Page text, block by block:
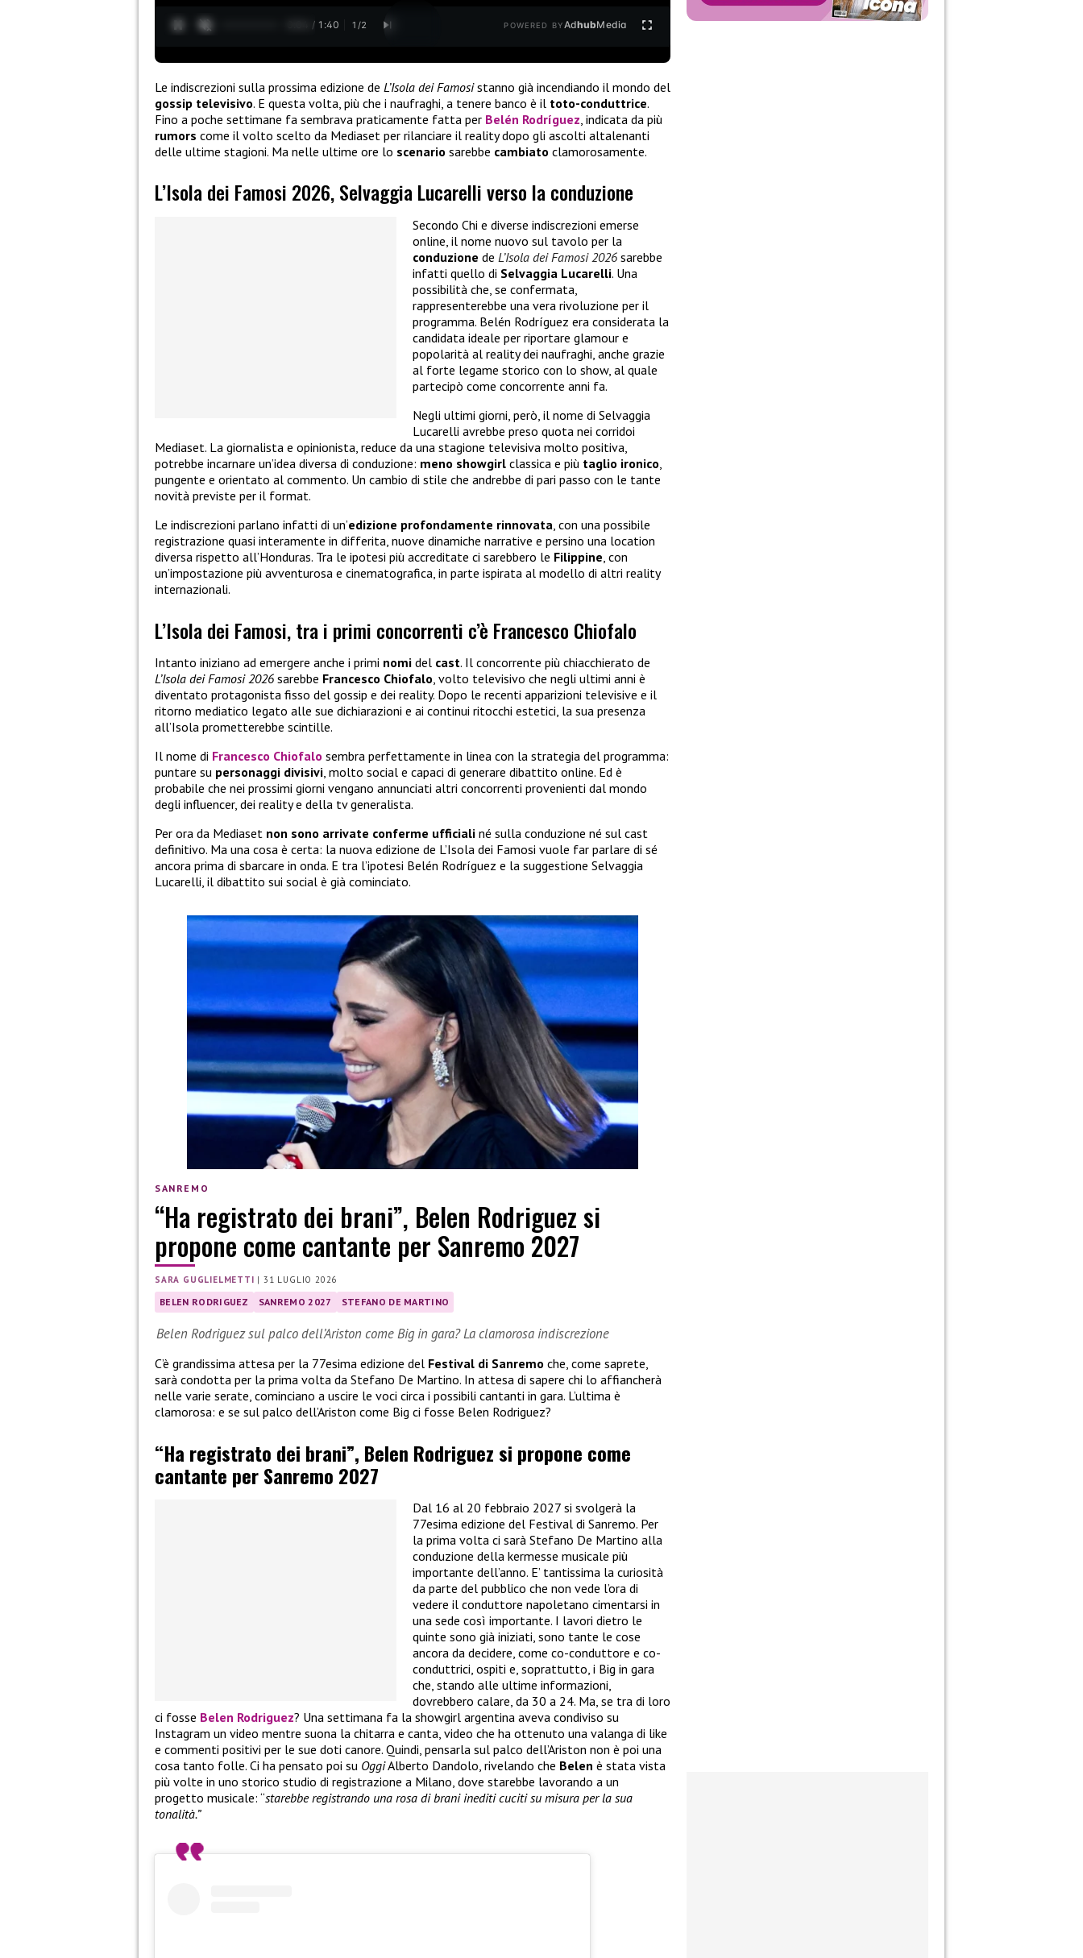
0:05 / 1:40 1 /2 POWERED BYAdhubMedia
Le indiscrezioni sulla prossima edizione de L’Isola dei Famosistanno già incendiando il mondo del
gossip televisivo. E questa volta, più che i naufraghi, a tenere banco è il toto-conduttrice.
Fino a poche settimane fa sembrava praticamente fatta per Belén Rodríguez , indicata da più
rumors come il volto scelto da Mediaset per rilanciare il reality dopo gli ascolti altalenanti
delle ultime stagioni. Ma nelle ultime ore lo scenario sarebbe cambiato clamorosamente.
L’Isola dei Famosi 2026, Selvaggia Lucarelli verso la conduzione
Secondo Chi e diverse indiscrezioni emerse
online, il nome nuovo sul tavolo per la
conduzione de L’Isola dei Famosi 2026 sarebbe
infatti quello di Selvaggia Lucarelli. Una
possibilità che, se confermata,
rappresenterebbe una vera rivoluzione per il
programma. Belén Rodríguez era considerata la
candidata ideale per riportare glamour e
popolarità al reality dei naufraghi, anche grazie
al forte legame storico con lo show, al quale
partecipò come concorrente anni fa.
Negli ultimi giorni, però, il nome di Selvaggia
Lucarelli avrebbe preso quota nei corridoi
Mediaset. La giornalista e opinionista, reduce da una stagione televisiva molto positiva,
potrebbe incarnare un’idea diversa di conduzione: meno showgirl classica e più taglio ironico,
pungente e orientato al commento. Un cambio di stile che andrebbe di pari passo con le tante
novità previste per il format.
Le indiscrezioni parlano infatti di un’edizione profondamente rinnovata, con una possibile
registrazione quasi interamente in differita, nuove dinamiche narrative e persino una location
diversa rispetto all’Honduras. Tra le ipotesi più accreditate ci sarebbero le Filippine, con
un’impostazione più avventurosa e cinematografica, in parte ispirata al modello di altri reality
internazionali.
L’Isola dei Famosi, tra i primi concorrenti c’è Francesco Chiofalo
Intanto iniziano ad emergere anche i primi nomi del cast. Il concorrente più chiacchierato de
L’Isola dei Famosi 2026 sarebbe Francesco Chiofalo, volto televisivo che negli ultimi anni è
diventato protagonista fisso del gossip e dei reality. Dopo le recenti apparizioni televisive e il
ritorno mediatico legato alle sue dichiarazioni e ai continui ritocchi estetici, la sua presenza
all’Isola prometterebbe scintille.
Il nome di Francesco Chiofalo sembra perfettamente in linea con la strategia del programma:
puntare su personaggi divisivi, molto social e capaci di generare dibattito online. Ed è
probabile che nei prossimi giorni vengano annunciati altri concorrenti provenienti dal mondo
degli influencer, dei reality e della tv generalista.
Per ora da Mediaset non sono arrivate conferme ufficiali né sulla conduzione né sul cast
definitivo. Ma una cosa è certa: la nuova edizione de L’Isola dei Famosi vuole far parlare di sé
ancora prima di sbarcare in onda. E tra l’ipotesi Belén Rodríguez e la suggestione Selvaggia
Lucarelli, il dibattito sui social è già cominciato.
SANREMO
“Ha registrato dei brani”, Belen Rodriguez si
propone come cantante per Sanremo 2027
SARA GUGLIELMETTI |31 LUGLIO 2026
BELEN RODRIGUEZ SANREMO 2027 STEFANO DE MARTINO
Belen Rodriguez sul palco dell’Ariston come Big in gara? La clamorosa indiscrezione
C’è grandissima attesa per la 77esima edizione del Festival di Sanremo che, come saprete,
sarà condotta per la prima volta da Stefano De Martino. In attesa di sapere chi lo affiancherà
nelle varie serate, cominciano a uscire le voci circa i possibili cantanti in gara. L’ultima è
clamorosa: e se sul palco dell’Ariston come Big ci fosse Belen Rodriguez?
“Ha registrato dei brani”, Belen Rodriguez si propone come
cantante per Sanremo 2027
Dal 16 al 20 febbraio 2027 si svolgerà la
77esima edizione del Festival di Sanremo. Per
la prima volta ci sarà Stefano De Martino alla
conduzione della kermesse musicale più
importante dell’anno. E’ tantissima la curiosità
da parte del pubblico che non vede l’ora di
vedere il conduttore napoletano cimentarsi in
una sede così importante. I lavori dietro le
quinte sono già iniziati, sono tante le cose
ancora da decidere, come co-conduttore e co-
conduttrici, ospiti e, soprattutto, i Big in gara
che, stando alle ultime informazioni,
dovrebbero calare, da 30 a 24. Ma, se tra di loro
ci fosse Belen Rodriguez? Una settimana fa la showgirl argentina aveva condiviso su
Instagram un video mentre suona la chitarra e canta, video che ha ottenuto una valanga di like
e commenti positivi per le sue doti canore. Quindi, pensarla sul palco dell’Ariston non è poi una
cosa tanto folle. Ci ha pensato poi su OggiAlberto Dandolo, rivelando che Belen è stata vista
più volte in uno storico studio di registrazione a Milano, dove starebbe lavorando a un
progetto musicale: “starebbe registrando una rosa di brani inediti cuciti su misura per la sua
tonalità.”